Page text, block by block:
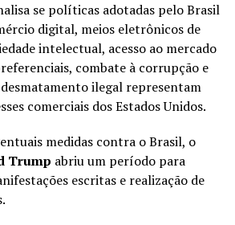
se políticas adotadas pelo Brasil
digital, meios eletrônicos de
intelectual, acesso ao mercado
combate à corrupção e
ilegal representam
comerciais dos Estados Unidos.
medidas contra o Brasil, o
Trump abriu um período para
escritas e realização de